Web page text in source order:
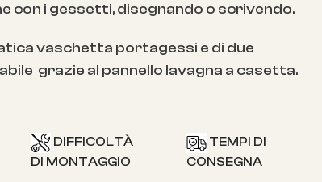
con i gessetti, disegnando o scrivendo.
vaschetta portagessi e di due
grazie al pannello lavagna a casetta.
DIFFICOLTÀ
DI MONTAGGIO
TEMPI DI
CONSEGNA